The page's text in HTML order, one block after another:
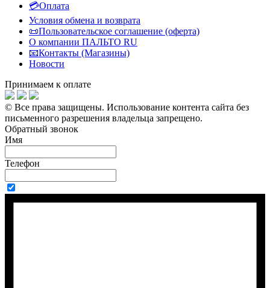
💳Оплата
Условия обмена и возврата
📜Пользовательское соглашение (оферта)
О компании ПАЛЬТО RU
📧Контакты (Магазины)
Новости
Принимаем к оплате
© Все права защищены. Использование контента сайта без
письменного разрешения владельца запрещено.
Обратный звонок
Имя
Телефон